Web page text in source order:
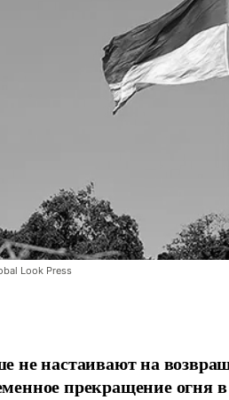
Look Press
не настаивают на
прекращение огня